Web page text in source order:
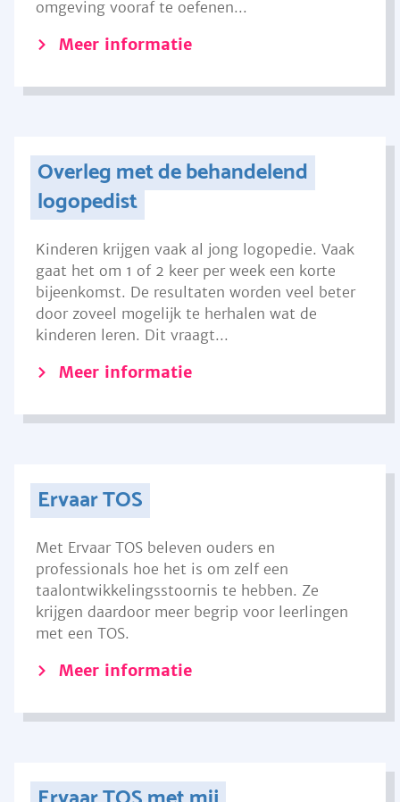
omgeving vooraf te oefenen...
Meer informatie
Overleg met de behandelend
logopedist
Kinderen krijgen vaak al jong logopedie. Vaak
gaat het om 1 of 2 keer per week een korte
bijeenkomst. De resultaten worden veel beter
door zoveel mogelijk te herhalen wat de
kinderen leren. Dit vraagt...
Meer informatie
Ervaar TOS
Met Ervaar TOS beleven ouders en
professionals hoe het is om zelf een
taalontwikkelingsstoornis te hebben. Ze
krijgen daardoor meer begrip voor leerlingen
met een TOS.
Meer informatie